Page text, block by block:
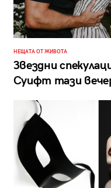
НЕЩАТА ОТ ЖИВОТА
Звездни
Суифт тази